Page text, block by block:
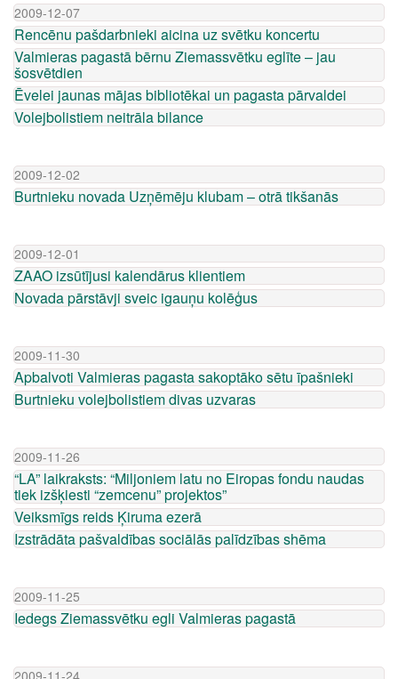
2009-12-07
Rencēnu pašdarbnieki aicina uz svētku koncertu
Valmieras pagastā bērnu Ziemassvētku eglīte – jau
šosvētdien
Ēvelei jaunas mājas bibliotēkai un pagasta pārvaldei
Volejbolistiem neitrāla bilance
2009-12-02
Burtnieku novada Uzņēmēju klubam – otrā tikšanās
2009-12-01
ZAAO izsūtījusi kalendārus klientiem
Novada pārstāvji sveic igauņu kolēģus
2009-11-30
Apbalvoti Valmieras pagasta sakoptāko sētu īpašnieki
Burtnieku volejbolistiem divas uzvaras
2009-11-26
“LA” laikraksts: “Miljoniem latu no Eiropas fondu naudas
tiek izšķiesti “zemcenu” projektos”
Veiksmīgs reids Ķiruma ezerā
Izstrādāta pašvaldības sociālās palīdzības shēma
2009-11-25
Iedegs Ziemassvētku egli Valmieras pagastā
2009-11-24